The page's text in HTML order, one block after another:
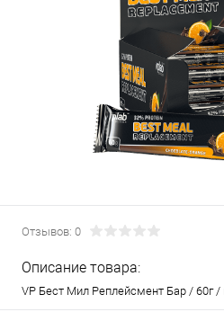
Отзывов: 0
Описание товара:
VP Бест Мил Реплейсмент Бар / 60г